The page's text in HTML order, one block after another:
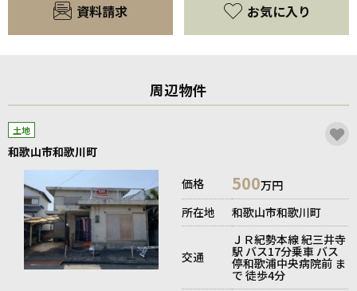
資料請求 お気に入り
周辺物件
土地
和歌山市和歌川町
価格
500万円
所在地
和歌山市和歌川町
交通
ＪＲ紀勢本線 紀三井寺
駅 バス17分乗車 バス
停和歌浦中央病院前 ま
で 徒歩4分